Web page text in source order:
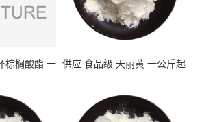
棕榈酸酯 一
供应 食品级 天丽黄 一公斤起